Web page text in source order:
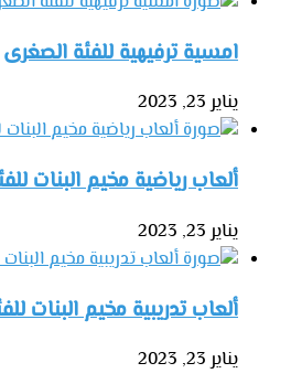
امسية ترفيهية للفئة الصغرى
يناير 23, 2023
ألعاب رياضية مخيم البنات للفئة:
يناير 23, 2023
ألعاب تدريبية مخيم البنات للفئة:
يناير 23, 2023